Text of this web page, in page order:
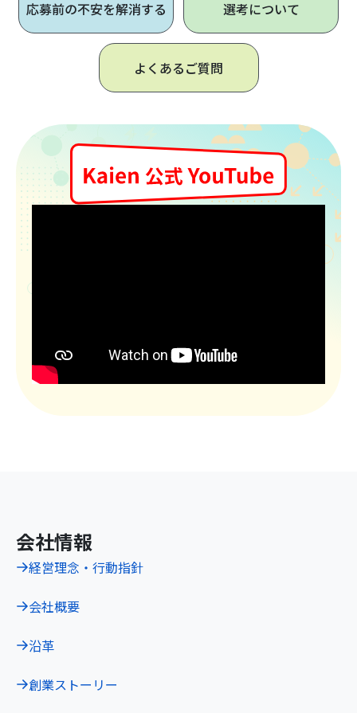
応募前の不安を解消する 選考について
よくあるご質問
会社情報
経営理念・行動指針
会社概要
沿革
創業ストーリー